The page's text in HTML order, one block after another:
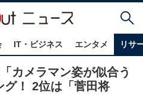
IT・ビジネス エンタメ リサ
カメラマン姿が似合う
グ！ 2位は「菅田将